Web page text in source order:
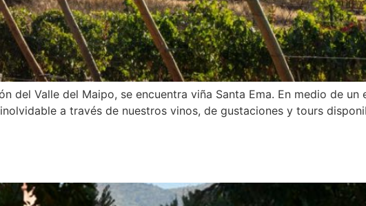
del Valle del Maipo, se encuentra viña Santa Ema. En medio de
a través de nuestros vinos, de gustaciones y tours